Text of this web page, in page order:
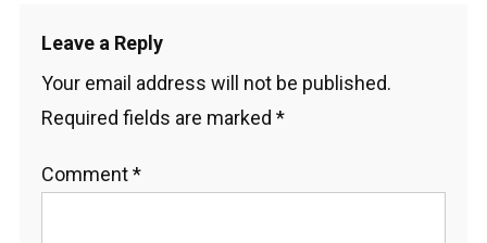
Leave a Reply
Your email address will not be published.
Required fields are marked *
Comment*